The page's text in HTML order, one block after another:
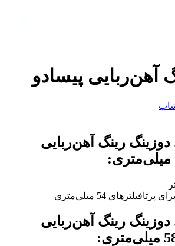
آهن‌ربایی پیسادو
رینگ آهن‌ربایی
:
54 میلی‌متری
رینگ آهن‌ربایی
: